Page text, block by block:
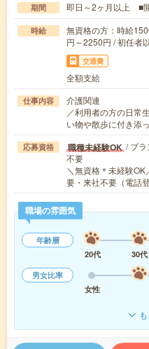
期間 即日～2ヶ月以上 ■
時給
無資格の方：時給
円～2250円 / 初任者
交通費
全額支給
仕事内容
介護関連
／利用者の方の日
い物や散歩に付き添
応募資格 職種未経験OK / ブ
不要
＼無資格＊未経験
要・来社不要（電話
職場の雰囲気
年齢層
20代
30代
男女比率
女性